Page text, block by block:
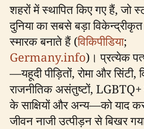
शहरों में स्थापित किए गए हैं, जो
दुनिया का सबसे बड़ा
स्मारक बनाते हैं (विकिपीडिया;
Germany.info)। प्रत्येक
—यहूदी पीड़ितों, रोमा और सिंटी,
राजनीतिक असंतुष्टों, LGBTQ+
के साक्षियों और अन्य—को याद
जीवन नाजी उत्पीड़न से बिखर